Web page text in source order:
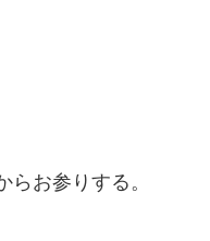
お参りする。